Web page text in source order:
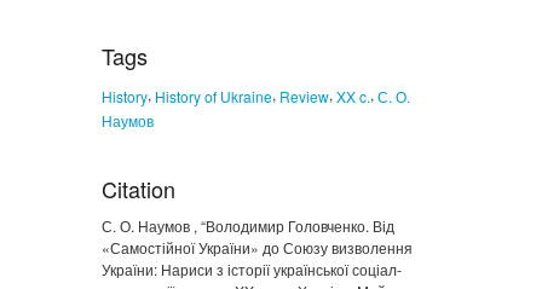
Tags
History, History of Ukraine, Review, XX c., С. О.
Наумов
Citation
С. О. Наумов , “Володимир Головченко. Від
«Самостійної України» до Союзу визволення
України: Нариси з історії української соціал-